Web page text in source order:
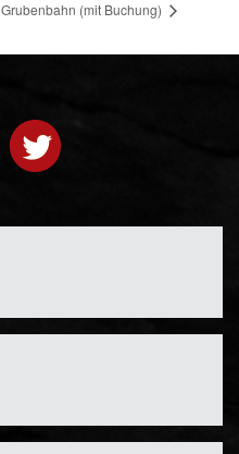
Grubenbahn (mit Buchung)